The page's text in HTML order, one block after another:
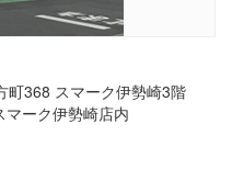
町368 スマーク伊勢崎3階
マーク伊勢崎店内